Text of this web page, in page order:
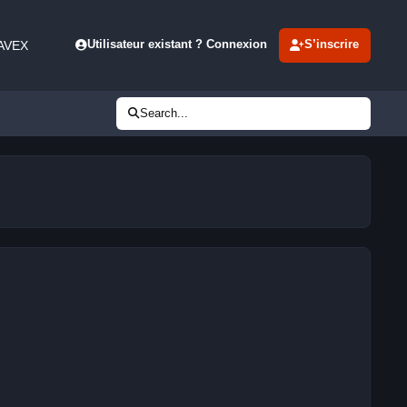
Utilisateur existant ? Connexion S’inscrire
Search...